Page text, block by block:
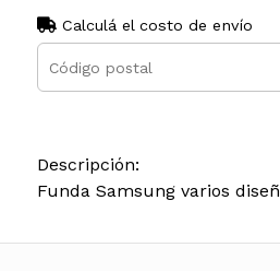
Calculá el costo de envío
Descripción:
Funda Samsung varios